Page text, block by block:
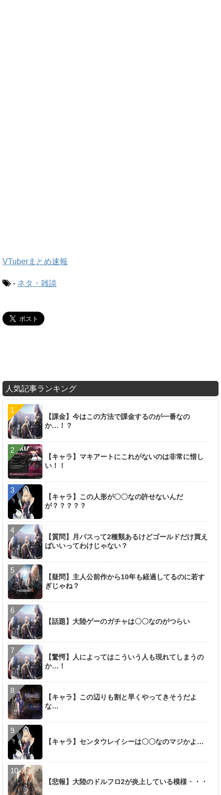
VTuberまとめ速報
- ネタ・雑談
人気記事ランキング
【課金】今はこの方法で課金するのが一番なの
か…！？
【キャラ】マキアートにこれがないのは非常に惜し
い！！
【キャラ】この人形が〇〇なの許せないんだ
が？？？？？
【質問】月パスって2種類あるけどゴールドだけ買え
ばいいってわけじゃない？
【疑問】主人公前作から10年も経過してるのに若す
ぎじゃね？
【話題】大陸ゲーのガチャは〇〇なのがつらい
【驚愕】人によってはこういう人も現れてしまうの
か…！
【キャラ】この辺りも割と早くやってきそうだよ
な…
【キャラ】センタウレイシーは〇〇なのマジかよ…
【悲報】大陸のドルフロ2が炎上している模様・・・